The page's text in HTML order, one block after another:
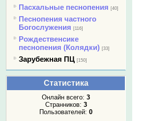
Пасхальные песнопения [40]
Песнопения частного
Богослужения [116]
Рождественсике
песнопения (Колядки) [33]
Зарубежная ПЦ [150]
Статистика
Онлайн всего:3
Странников: 3
Пользователей:0